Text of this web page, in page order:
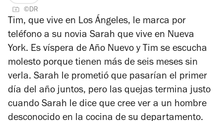
©DR
Tim, que vive en Los Ángeles, le marca por
teléfono a su novia Sarah que vive en Nueva
York. Es víspera de Año Nuevo y Tim se escucha
molesto porque tienen más de seis meses sin
verla. Sarah le prometió que pasarían el primer
día del año juntos, pero las quejas termina justo
cuando Sarah le dice que cree ver a un hombre
desconocido en la cocina de su departamento.